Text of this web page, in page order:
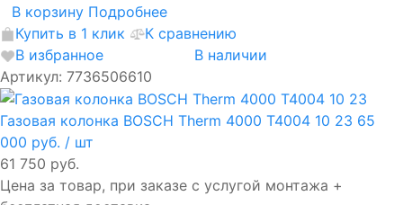
В корзину Подробнее
Купить в 1 клик
К сравнению
В избранное
В наличии
Артикул: 7736506610
Газовая колонка BOSCH Therm 4000 T4004 10 23 65
000 руб. / шт
61 750 руб.
Цена за товар, при заказе с услугой монтажа +